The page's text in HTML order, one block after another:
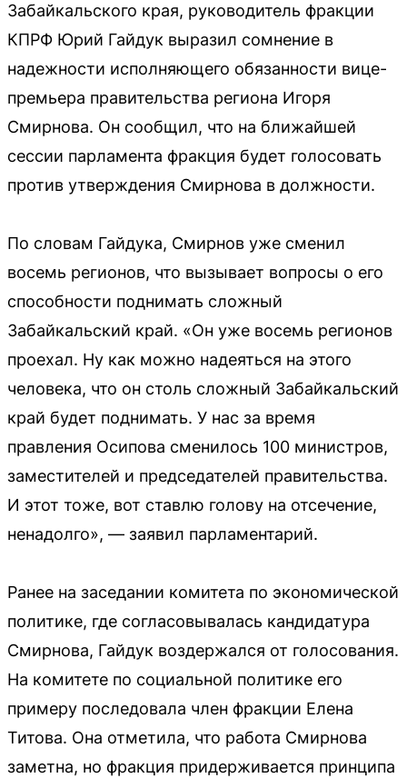
Забайкальского края, руководитель фракции
КПРФ Юрий Гайдук выразил сомнение в
надежности исполняющего обязанности вице-
премьера правительства региона Игоря
Смирнова. Он сообщил, что на ближайшей
сессии парламента фракция будет голосовать
против утверждения Смирнова в должности.
По словам Гайдука, Смирнов уже сменил
восемь регионов, что вызывает вопросы о его
способности поднимать сложный
Забайкальский край. «Он уже восемь регионов
проехал. Ну как можно надеяться на этого
человека, что он столь сложный Забайкальский
край будет поднимать. У нас за время
правления Осипова сменилось 100 министров,
заместителей и председателей правительства.
И этот тоже, вот ставлю голову на отсечение,
ненадолго», — заявил парламентарий.
Ранее на заседании комитета по экономической
политике, где согласовывалась кандидатура
Смирнова, Гайдук воздержался от голосования.
На комитете по социальной политике его
примеру последовала член фракции Елена
Титова. Она отметила, что работа Смирнова
заметна, но фракция придерживается принципа